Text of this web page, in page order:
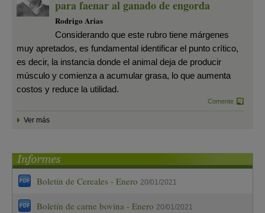
para faenar al ganado de engorda
Rodrigo Arias
Considerando que este rubro tiene márgenes
muy apretados, es fundamental identificar el punto crítico,
es decir, la instancia donde el animal deja de producir
músculo y comienza a acumular grasa, lo que aumenta
costos y reduce la utilidad.
Comente
Ver más
Boletín de Cereales - Enero 20/01/2021
Boletín de carne bovina - Enero 20/01/2021